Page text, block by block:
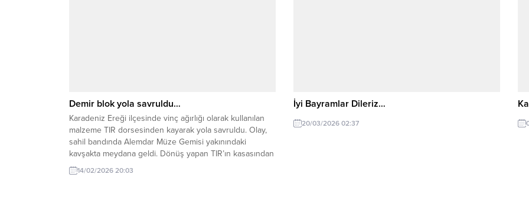
Demir blok yola savruldu…
Karadeniz Ereği ilçesinde vinç ağırlığı olarak kullanılan
malzeme TIR dorsesinden kayarak yola savruldu. Olay,
sahil bandında Alemdar Müze Gemisi yakınındaki
kavşakta meydana geldi. Dönüş yapan TIR’ın kasasından
tonlarca ağırlığında olduğu değerlendirilen demir blok
yola düştü. Halk otobüslerinin kalkış noktasına yakın
14/02/2026 20:03
İyi Bayramlar Dileriz…
20/03/2026 02:37